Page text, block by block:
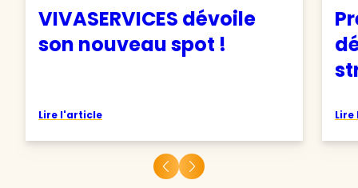
VIVASERVICES dévoile
son nouveau spot !
Lire l'article